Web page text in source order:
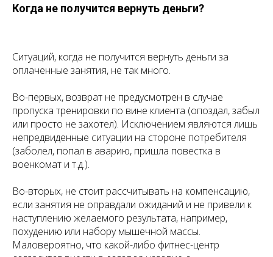
Когда не получится вернуть деньги?
Ситуаций, когда не получится вернуть деньги за
оплаченные занятия, не так много.
Во-первых, возврат не предусмотрен в случае
пропуска тренировки по вине клиента (опоздал, забыл
или просто не захотел). Исключением являются лишь
непредвиденные ситуации на стороне потребителя
(заболел, попал в аварию, пришла повестка в
военкомат и т.д.).
Во-вторых, не стоит рассчитывать на компенсацию,
если занятия не оправдали ожиданий и не привели к
наступлению желаемого результата, например,
похудению или набору мышечной массы.
Маловероятно, что какой-либо фитнес-центр